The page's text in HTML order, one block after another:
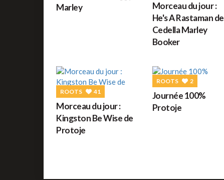
Marley
Morceau du jour :
He's A Rastaman de
Cedella Marley
Booker
ROOTS 41
Morceau du jour :
Kingston Be Wise de
Protoje
ROOTS 2
Journée 100%
Protoje